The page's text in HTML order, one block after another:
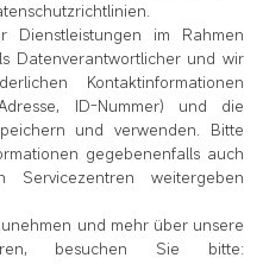
im Rahmen
Datenverantwortlicher und wir
Kontaktinformationen
ID-Nummer) und die
und verwenden. Bitte
gegebenenfalls auch
weitergeben
und mehr über unsere
besuchen Sie bitte: